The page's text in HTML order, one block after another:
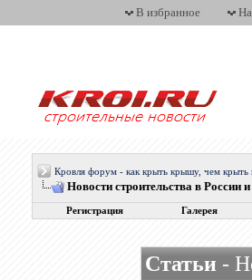
В избранное
Кровля форум - как крыть крышу, чем
Новости строительства в России
Регистрация Галерея
Статьи -